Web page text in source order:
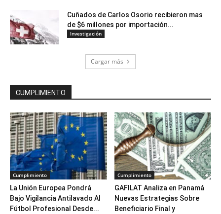
Cuñados de Carlos Osorio recibieron mas
de $6 millones por importación...
Investigación
Cargar más
CUMPLIMIENTO
Cumplimiento
La Unión Europea Pondrá
Bajo Vigilancia Antilavado Al
Fútbol Profesional Desde...
Cumplimiento
GAFILAT Analiza en Panamá
Nuevas Estrategias Sobre
Beneficiario Final y